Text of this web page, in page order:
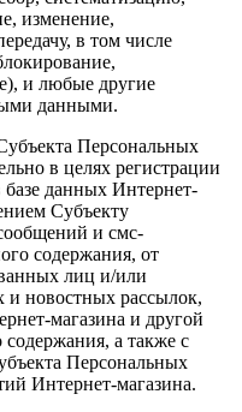
изменение,
в том числе
и любые другие
данными.
Персональных
в целях регистрации
данных Интернет-
Субъекту
и смс-
содержания, от
лиц и/или
новостных рассылок,
магазина и другой
а также с
Персональных
Интернет-магазина.